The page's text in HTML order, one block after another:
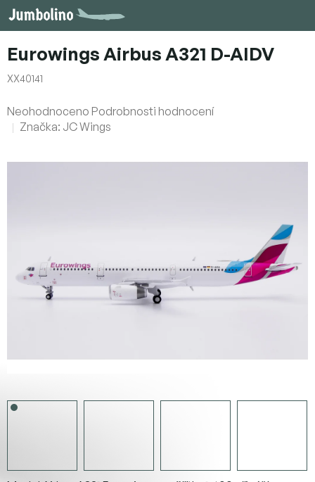
Přejít
na
Eurowings Airbus A321 D-AIDV
XX40141
Průměrné
hodnocení
Neohodnoceno Podrobnosti hodnocení
Značka: JC Wings